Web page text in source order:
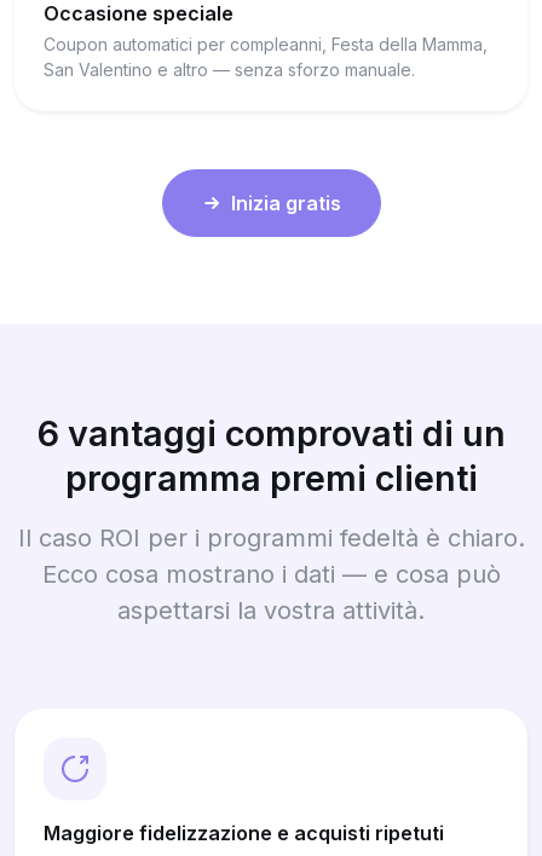
Occasione speciale
Coupon automatici per compleanni, Festa della Mamma,
San Valentino e altro — senza sforzo manuale.
Inizia gratis
6 vantaggi comprovati di un
programma premi clienti
Il caso ROI per i programmi fedeltà è chiaro.
Ecco cosa mostrano i dati — e cosa può
aspettarsi la vostra attività.
Maggiore fidelizzazione e acquisti ripetuti